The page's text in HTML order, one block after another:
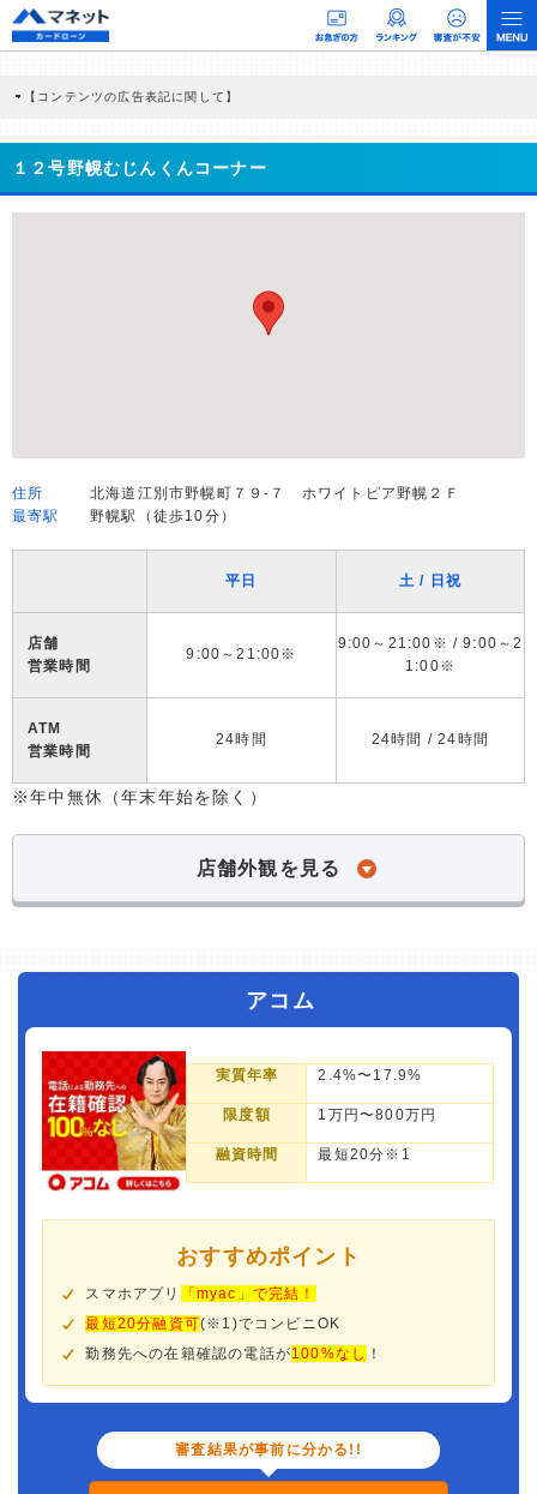
【コンテンツの広告表記に関して】
商品を根拠なくPRするものではなく、当編集部の調査／ユーザーへの口コミ収集な
どに基づき、公平性を担保した情報提供を行っています。
>提携企業一覧
１２号野幌むじんくんコーナー
住所
北海道江別市野幌町７９-７ ホワイトピア野幌２Ｆ
最寄駅
野幌駅（徒歩10分）
平日 土 / 日祝
店舗
営業時間
9:00～21:00※
9:00～21:00※ / 9:00～2
1:00※
ATM
営業時間
24時間 24時間 / 24時間
※年中無休（年末年始を除く）
店舗外観を見る
アコム
実質年率 2.4%〜17.9%
限度額 1万円〜800万円
融資時間 最短20分※1
おすすめポイント
スマホアプリ
「myac」で完結！
最短20分融資可(※1)でコンビニOK
勤務先への在籍確認の電話が100%なし ！
審査結果が事前に分かる!!